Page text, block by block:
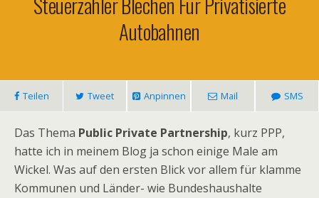
Autobahnen
Teilen Tweet Anpinnen Mail SMS
Das Thema Public Private Partnership, kurz PPP,
hatte ich in meinem Blog ja schon einige Male am
Wickel. Was auf den ersten Blick vor allem für klamme
Kommunen und Länder- wie Bundeshaushalte